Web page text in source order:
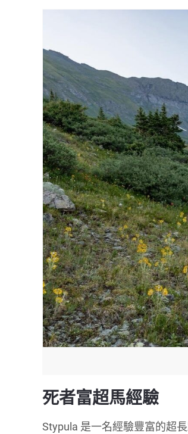
死者富超馬經驗
Stypula 是一名經驗豐富的超